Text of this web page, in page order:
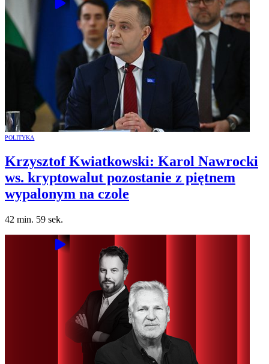
POLITYKA
Krzysztof Kwiatkowski: Karol Nawrocki
ws. kryptowalut pozostanie z piętnem
wypalonym na czole
42 min. 59 sek.